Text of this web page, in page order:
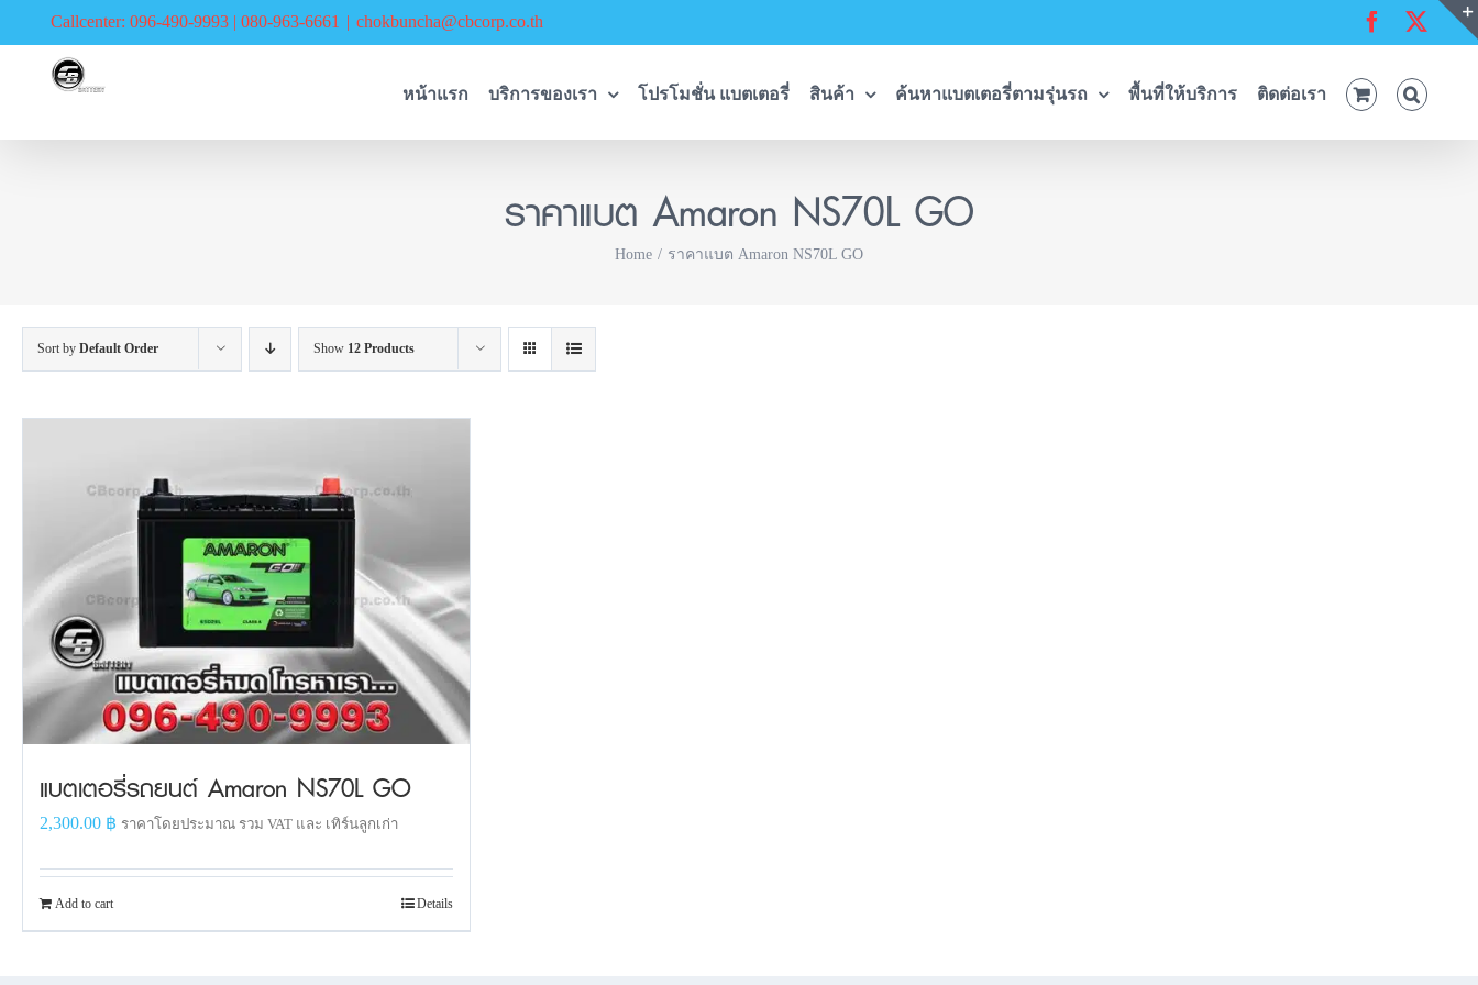
Callcenter: 096-490-9993 | 080-963-6661 | chokbuncha@cbcorp.co.th Facebook
หน้าแรก บริการของเรา โปรโมชั่น แบตเตอรี่ สินค้า ค้นหาแบตเตอรี่ตามรุ่นรถ พื้นที่ให้บริการ ติดต่อเรา
ราคาแบต Amaron NS70L GO
Home ราคาแบต Amaron NS70L GO
Sort by Default Order Show 12 Products
แบตเตอรี่รถยนต์ Amaron NS70L GO
2,300.00 ฿ ราคาโดยประมาณ รวม VAT และ เทิร์นลูกเก่า
Add to cart Details